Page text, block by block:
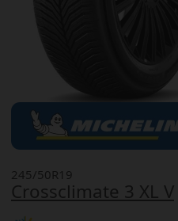
Crossclimate 3 XL V
245/50R19